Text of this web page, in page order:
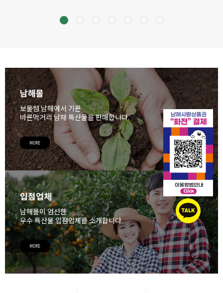
남해몰
보물섬 남해에서 기른
바른먹거리 남해 특산물을 판매합니다.
MORE
입점업체
남해몰이 엄선한
우수 특산물 입점업체를 소개합니다.
MORE